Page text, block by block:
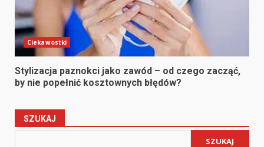
Ciekawostki
Stylizacja paznokci jako zawód – od czego zacząć,
by nie popełnić kosztownych błędów?
SZUKAJ
SZUKAJ